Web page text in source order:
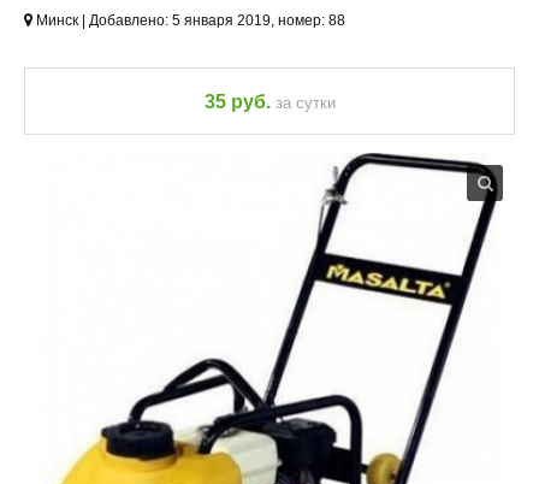
Минск | Добавлено: 5 января 2019, номер: 88
35 руб. за сутки